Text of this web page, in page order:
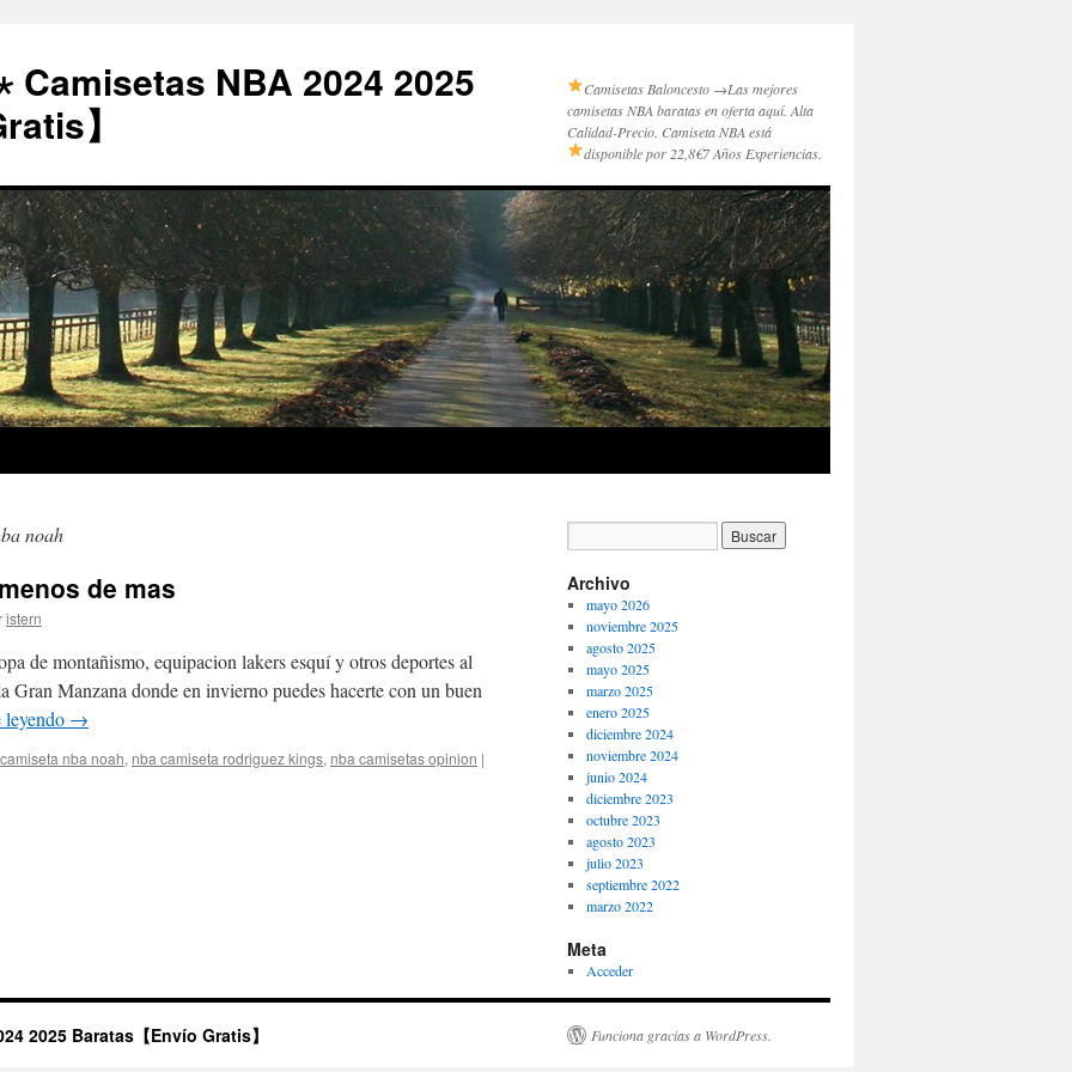
Camisetas NBA 2024 2025
】
Camisetas Baloncesto →Las mejores
camisetas NBA baratas en oferta aquí. Alta
Calidad-Precio. Camiseta NBA está
disponible por 22,8€7 Años Experiencias.
noah
de mas
istern
de montañismo, equipacion lakers esquí y otros deportes al
Gran Manzana donde en invierno puedes hacerte con un buen
leyendo →
camiseta nba noah, nba camiseta rodriguez kings, nba camisetas opinion |
Archivo
mayo 2026
noviembre 2025
agosto 2025
mayo 2025
marzo 2025
enero 2025
diciembre 2024
noviembre 2024
junio 2024
diciembre 2023
octubre 2023
agosto 2023
julio 2023
septiembre 2022
marzo 2022
Meta
Acceder
2025 Baratas【Envío Gratis】 Funciona gracias a WordPress.